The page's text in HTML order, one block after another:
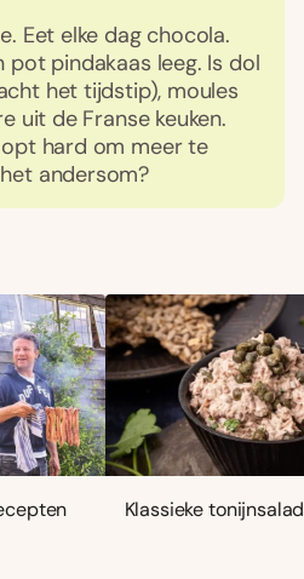
Eet elke dag chocola.
pot pindakaas leeg. Is dol
het tijdstip), moules
uit de Franse keuken.
hard om meer te
andersom?
Klassieke